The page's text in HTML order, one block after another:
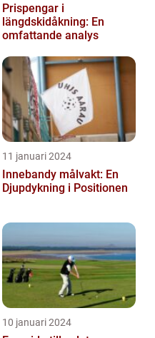
Prispengar i
längdskidåkning: En
omfattande analys
11 januari 2024
Innebandy målvakt: En
Djupdykning i Positionen
10 januari 2024